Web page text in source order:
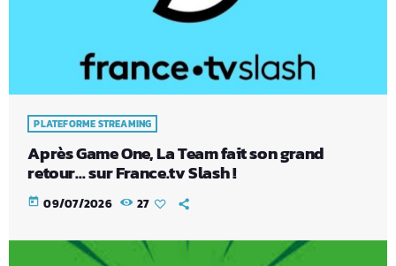
PLATEFORME STREAMING
Après Game One, La Team fait son grand
retour… sur France.tv Slash !
today 09/07/2026 27